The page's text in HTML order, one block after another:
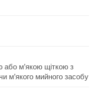
або м’якою щіткою з
м’якого мийного засобу